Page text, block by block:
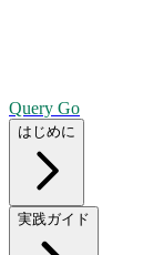
Query Go
はじめに
実践ガイド